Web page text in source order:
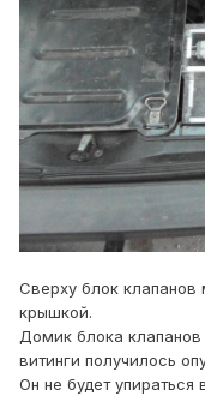
Сверху блок
крышкой.
Домик блока
витинги получилось
Он не будет упираться